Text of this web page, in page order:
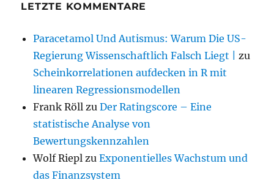
LETZTE KOMMENTARE
Paracetamol Und Autismus: Warum Die US-
Regierung Wissenschaftlich Falsch Liegt |
zu
Scheinkorrelationen aufdecken in R mit
linearen Regressionsmodellen
Frank Röll zuDer Ratingscore – Eine
statistische Analyse von
Bewertungskennzahlen
Wolf Riepl zuExponentielles Wachstum und
das Finanzsystem